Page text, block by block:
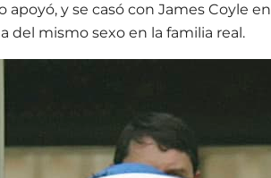
apoyó, y se casó con James Coyle en
del mismo sexo en la familia real.